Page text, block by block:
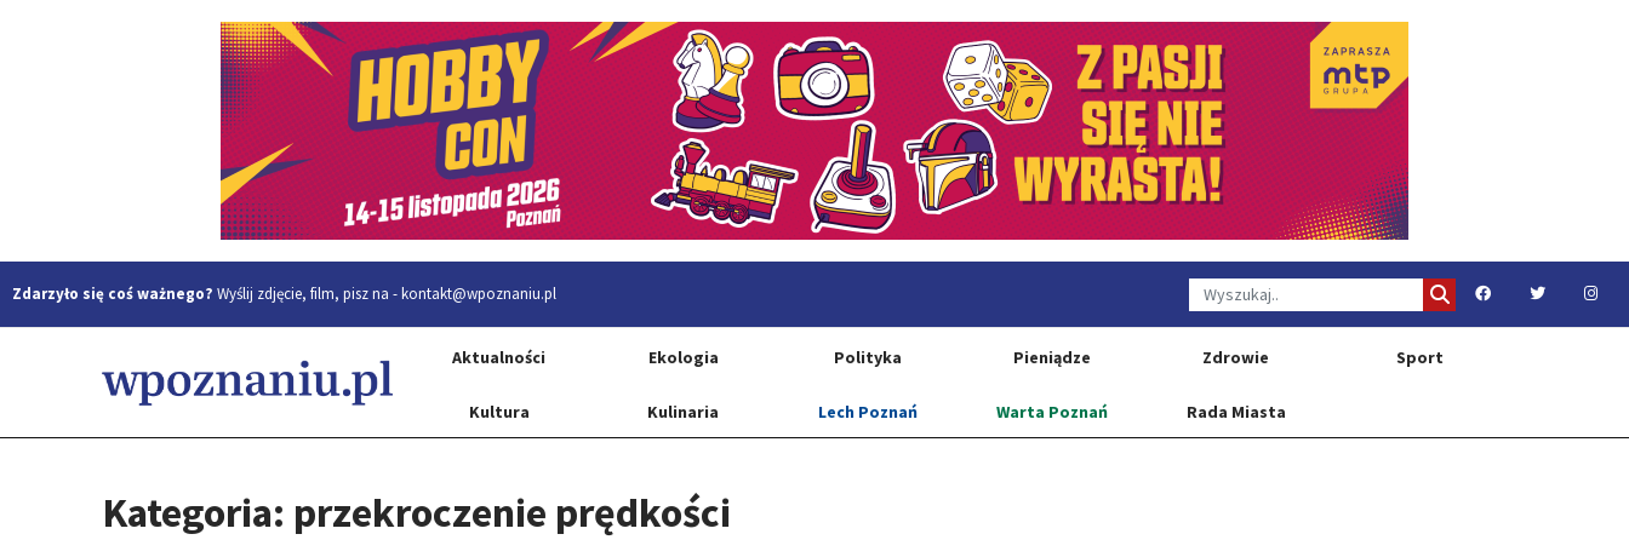
Zdarzyło się coś ważnego? Wyślij zdjęcie, film, pisz na -kontakt@wpoznaniu.pl
Aktualności Ekologia Polityka Pieniądze Zdrowie Sport
Kultura Kulinaria Lech Poznań Warta Poznań Rada Miasta
Kategoria: przekroczenie prędkości